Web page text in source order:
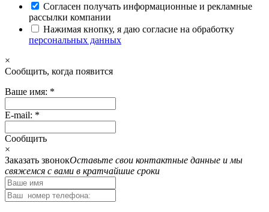
Согласен получать информационные и рекламные
рассылки компании
Нажимая кнопку, я даю согласие на обработку
персональных данных
×
Cообщить, когда появится
Ваше имя: *
E-mail: *
Cообщить
×
Заказать звонокОставьте свои контактные данные и мы
свяжемся с вами в кратчайшие сроки